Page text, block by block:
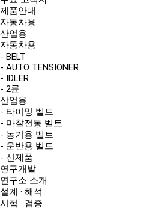
제품안내
자동차용
산업용
자동차용
- BELT
- AUTO TENSIONER
- IDLER
- 2륜
산업용
- 타이밍 벨트
- 마찰전동 벨트
- 농기용 벨트
- 운반용 벨트
- 신제품
연구개발
연구소 소개
설계 · 해석
시험 · 검증